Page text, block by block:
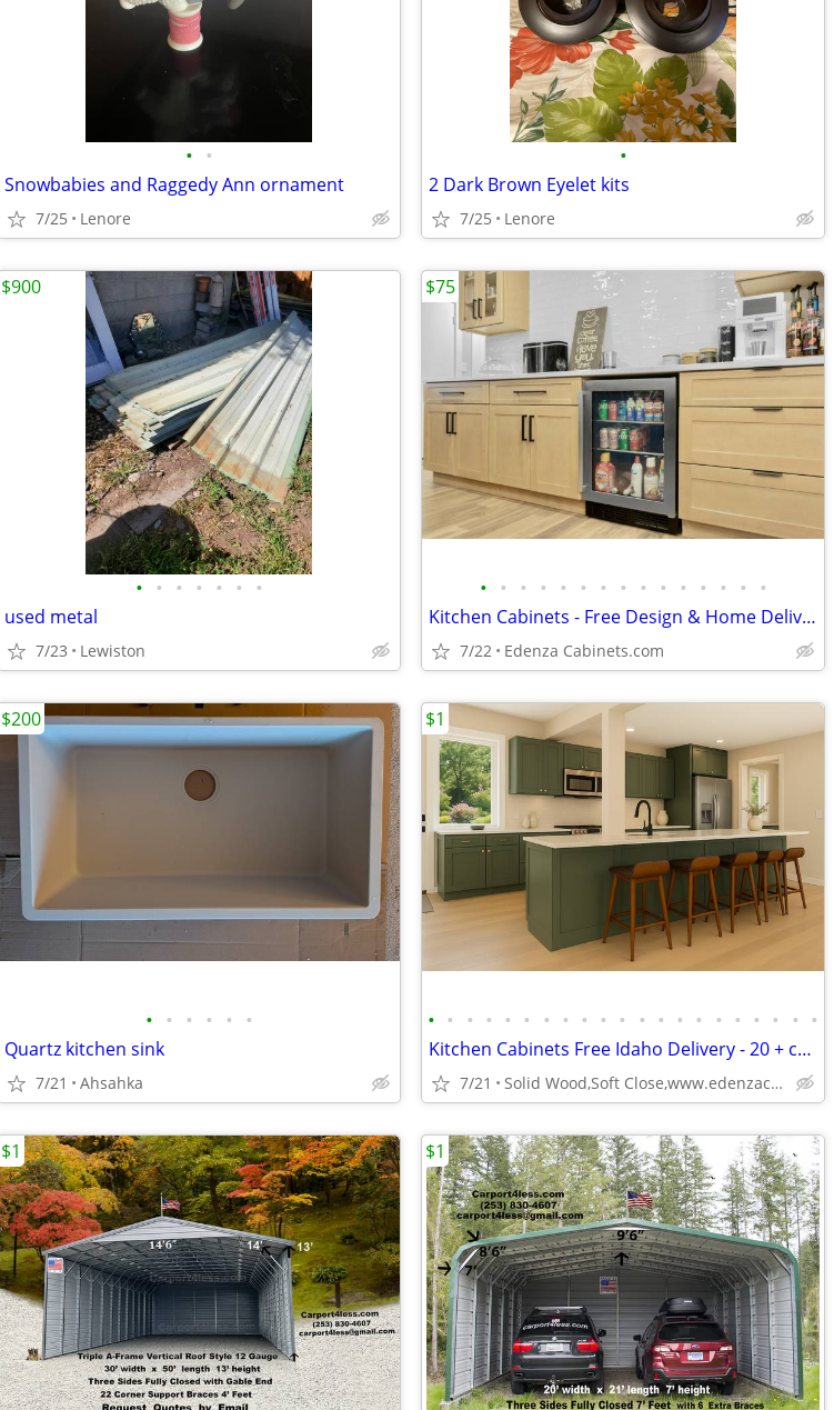
• •
Snowbabies and Raggedy Ann ornament
7/25 Lenore
•
2 Dark Brown Eyelet kits
7/25 Lenore
• • • • • • •
used metal
7/23 Lewiston
$900
• • • • • • • • • • • • • • •
Kitchen Cabinets - Free Design & Home Delivery
7/22 Edenza Cabinets.com
$75
• • • • • •
Quartz kitchen sink
7/21 Ahsahka
$200
• • • • • • • • • • • • • • • • • • • • •
Kitchen Cabinets Free Idaho Delivery - 20 + colors
7/21 Solid Wood,Soft Close,www.edenzacabinets.com
$1
$1 $1